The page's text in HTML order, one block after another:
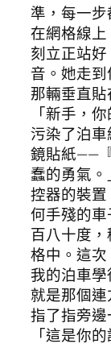
準，每一
在網格線
刻立正站
音。她走
那輛垂直貼
「新手，
污染了泊
鏡貼紙——
蠢的勇氣
控器的裝置
何手殘的
百八十度
格中。這
我的泊車
就是那個
指了指旁邊
「這是你